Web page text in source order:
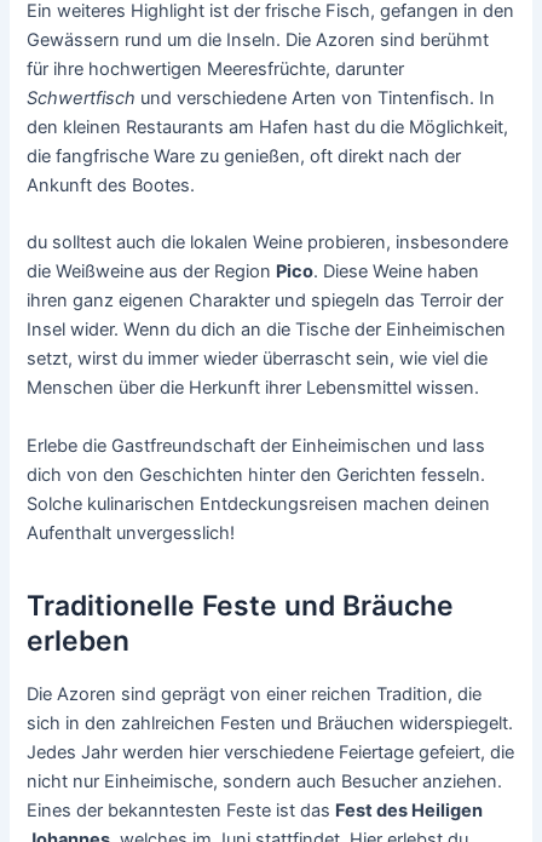
Ein weiteres Highlight ist der frische Fisch, gefangen in den
Gewässern rund um die Inseln. Die Azoren sind berühmt
für ihre hochwertigen Meeresfrüchte, darunter
Schwertfisch und verschiedene Arten von Tintenfisch. In
den kleinen Restaurants am Hafen hast du die Möglichkeit,
die fangfrische Ware zu genießen, oft direkt nach der
Ankunft des Bootes.
du solltest auch die lokalen Weine probieren, insbesondere
die Weißweine aus der Region Pico. Diese Weine haben
ihren ganz eigenen Charakter und spiegeln das Terroir der
Insel wider. Wenn du dich an die Tische der Einheimischen
setzt, wirst du immer wieder überrascht sein, wie viel die
Menschen über die Herkunft ihrer Lebensmittel wissen.
Erlebe die Gastfreundschaft der Einheimischen und lass
dich von den Geschichten hinter den Gerichten fesseln.
Solche kulinarischen Entdeckungsreisen machen deinen
Aufenthalt unvergesslich!
Traditionelle Feste und Bräuche
erleben
Die Azoren sind geprägt von einer reichen Tradition, die
sich in den zahlreichen Festen und Bräuchen widerspiegelt.
Jedes Jahr werden hier verschiedene Feiertage gefeiert, die
nicht nur Einheimische, sondern auch Besucher anziehen.
Eines der bekanntesten Feste ist das Fest des Heiligen